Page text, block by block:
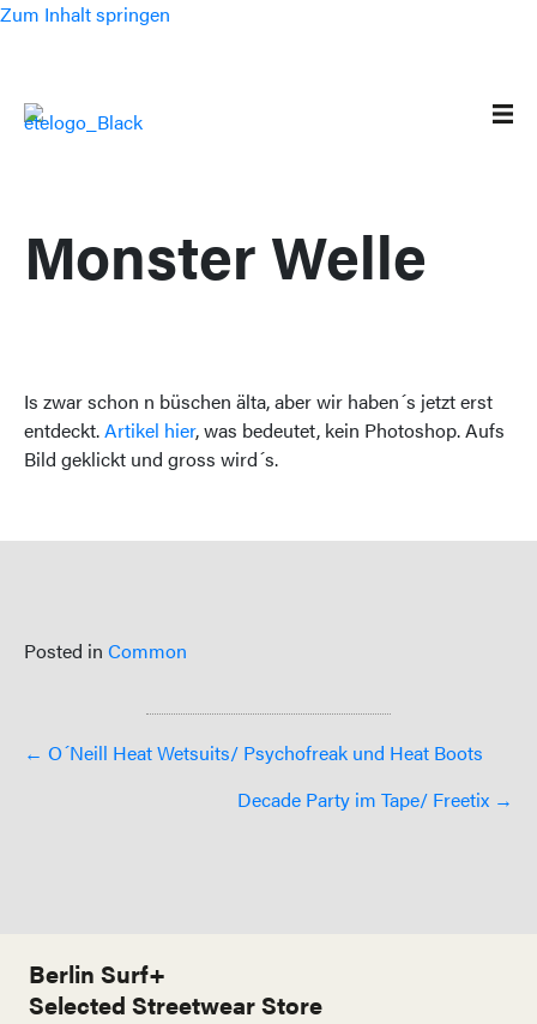
Zum Inhalt springen
Monster Welle
Is zwar schon n büschen älta, aber wir haben´s jetzt erst
entdeckt.Artikel hier, was bedeutet, kein Photoshop. Aufs
Bild geklickt und gross wird´s.
Posted in Common
Posts
← O´Neill Heat Wetsuits/ Psychofreak und Heat Boots
Decade Party im Tape/ Freetix →
Berlin Surf+
Selected Streetwear Store